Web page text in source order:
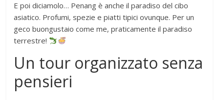
E poi diciamolo… Penang è anche il paradiso del cibo
asiatico. Profumi, spezie e piatti tipici ovunque. Per un
geco buongustaio come me, praticamente il paradiso
terrestre!
Un tour organizzato senza
pensieri